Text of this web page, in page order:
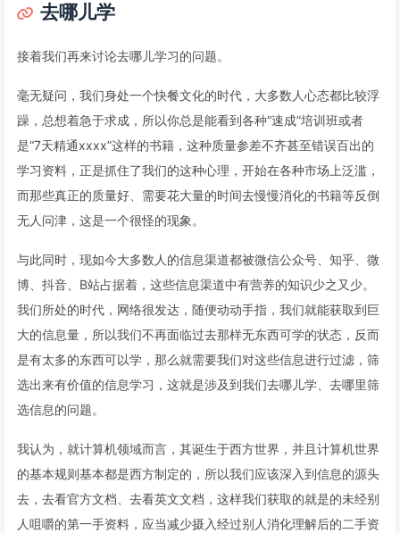
去哪儿学
接着我们再来讨论去哪儿学习的问题。
毫无疑问，我们身处一个快餐文化的时代，大多数人心态都比较浮
躁，总想着急于求成，所以你总是能看到各种“速成”培训班或者
是“7天精通xxxx”这样的书籍，这种质量参差不齐甚至错误百出的
学习资料，正是抓住了我们的这种心理，开始在各种市场上泛滥，
而那些真正的质量好、需要花大量的时间去慢慢消化的书籍等反倒
无人问津，这是一个很怪的现象。
与此同时，现如今大多数人的信息渠道都被微信公众号、知乎、微
博、抖音、B站占据着，这些信息渠道中有营养的知识少之又少。
我们所处的时代，网络很发达，随便动动手指，我们就能获取到巨
大的信息量，所以我们不再面临过去那样无东西可学的状态，反而
是有太多的东西可以学，那么就需要我们对这些信息进行过滤，筛
选出来有价值的信息学习，这就是涉及到我们去哪儿学、去哪里筛
选信息的问题。
我认为，就计算机领域而言，其诞生于西方世界，并且计算机世界
的基本规则基本都是西方制定的，所以我们应该深入到信息的源头
去，去看官方文档、去看英文文档，这样我们获取的就是的未经别
人咀嚼的第一手资料，应当减少摄入经过别人消化理解后的二手资